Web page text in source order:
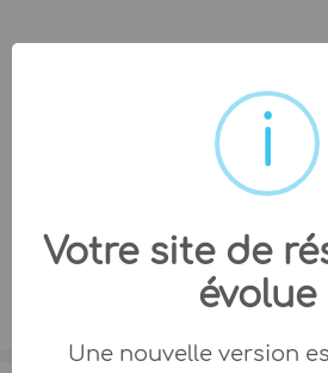
Votre site de
évolue
Une nouvelle version